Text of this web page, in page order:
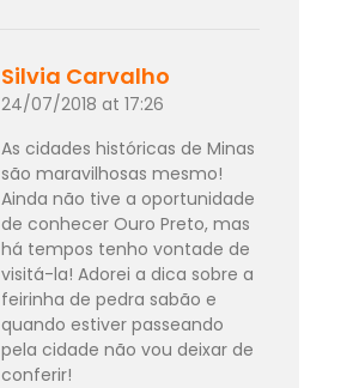
Silvia Carvalho
24/07/2018 at 17:26
As cidades históricas de Minas
são maravilhosas mesmo!
Ainda não tive a oportunidade
de conhecer Ouro Preto, mas
há tempos tenho vontade de
visitá-la! Adorei a dica sobre a
feirinha de pedra sabão e
quando estiver passeando
pela cidade não vou deixar de
conferir!